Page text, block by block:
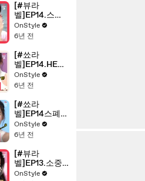
[#뷰라
벨]EP14.스페
셜?[뷰라벨 플
러스]기초 색조
라벨로 해보았
다! 연참여신
주지아의 뷰라
벨 데이♥
OnStyle
6년 전
[#쑈라
벨]EP14.HELL
O 2021! 새로운
2021년을 위한
얼 후기 쏩니다
OnStyle
6년 전
[#쑈라
벨]EP14스폐셜
>美친 가사들
의 등판! 선미&
본인 노래 가사
낭독TIME
OnStyle
6년 전
[#뷰라
벨]EP13.소중
한 내 피부를 위
OnStyle